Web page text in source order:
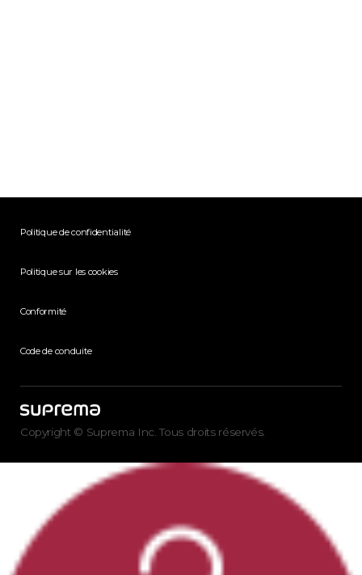
Politique de confidentialité
Politique sur les cookies
Conformité
Code de conduite
Copyright © Suprema Inc. Tous droits réservés.